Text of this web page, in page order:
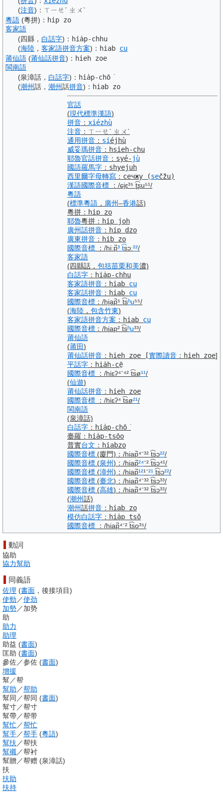
(注音) ： ㄒㄧㄝˊ ㄓㄨˋ
粵語 (粵拼) ： hip zo
客家語
(四縣， 白話字) ： hia̍p-chhu
(海陸 ， 客家語拼音方案) ： hiab cu
莆仙語 (莆仙話拼音)： hieh zoe
閩南語
(泉漳話， 白話字) ： hia̍p-chō͘
(潮州話， 潮州話拼音) ： hiab zo
官話
(現代標準漢語)
拼音 ： xiézhù
注音 ： ㄒㄧㄝˊ ㄓㄨˋ
通用拼音 ： si éjhù
威妥瑪拼音 ： hsieh-chu
耶魯官話拼音 ： syé- jù
國語羅馬字 ： shyejuh
西里爾字母轉寫 ： сечжу (sečžu)
漢語國際音標 ： /ɕi̯ɛ³⁵ ʈ͡ʂu⁵¹/
粵語
(標準粵語 ， 廣州–香港話)
粵拼 ： hip zo
耶魯粵拼 ： hip joh
廣州話拼音 ： hip dzo
廣東拼音 ： hib zo
國際音標
： /hiːp̚³ t͡sɔː²²/
客家語
(四縣話， 包括苗栗和美濃)
白話字 ： hia̍p-chhu
客家語拼音 ： hiab cu
客家話拼音 ： hiab cu
國際音標 ： /hi̯ap̚⁵ t͡sʰu⁵⁵/
(海陸 ， 包含竹東)
客家語拼音方案 ： hiab cu
國際音標 ： /hiap² t͡sʰu³³/
莆仙語
(莆田)
莆仙話拼音 ： hieh zoe [實際讀音 ：hieh zoe]
平話字 ： hia̍h-cē̤
國際音標
： /hiɛʔ⁴⁻⁴² t͡sø¹¹/
(仙遊)
莆仙話拼音 ： hieh zoe
國際音標
： /hiɛʔ⁴ t͡sø²¹/
閩南語
(泉漳話)
白話字 ： hia̍p-chō͘
臺羅 ： hia̍p-tsōo
普實台文 ： hiabzo
國際音標 (廈門) ： /hiap̚⁴⁻³² t͡sɔ²²/
國際音標 (泉州) ： /hiap̚²⁴⁻² t͡sɔ⁴¹/
國際音標 (漳州) ： /hiap̚¹²¹⁻²¹t͡sɔ²²/
國際音標 (臺北) ： /hiap̚⁴⁻³² t͡sɔ³³/
國際音標 (高雄) ： /hiap̚⁴⁻³² t͡sɔ³³/
(潮州話)
潮州話拼音 ： hiab zo
模仿白話字 ： hia̍p tsŏ
國際音標
： /hiap̚⁴⁻² t͡so³⁵/
動詞
協助
協力幫助
同義語
佐理 (書面 ，後接項目)
使勁 ／使劲
加勢／加势
助
助力
助理
助益 (書面)
匡助 (書面)
參佐／参佐 (書面)
增援
幫／帮
幫助 ／帮助
幫同 ／帮同 (書面)
幫寸／帮寸
幫帶／帮带
幫忙／帮忙
幫手／帮手 (粵語)
幫扶 ／帮扶
幫襯／帮衬
幫贈／帮赠 (泉漳話)
扶
扶助
扶持